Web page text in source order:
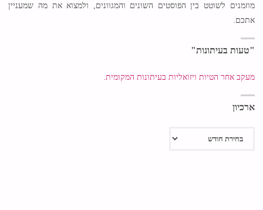
מוזמנים לשוטט בין הפוסטים השונים והמגוונים, ולמצוא את מה שמעניין
אתכם.
"טעות בעיתונות"
מעקב אחר הטיות ויזואליות בעיתונות המקומית.
ארכיון